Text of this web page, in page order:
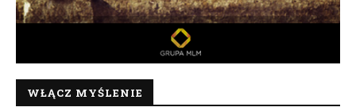
WŁĄCZ MYŚLENIE